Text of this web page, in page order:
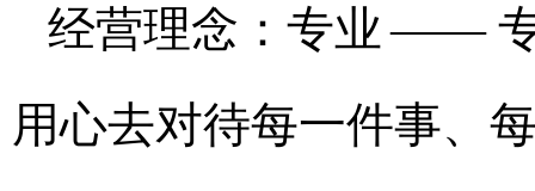
经营理念：专业 —— 专
用心去对待每一件事、